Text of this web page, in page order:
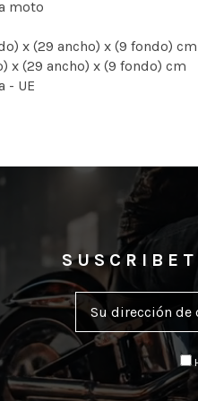
moto
x (29 ancho) x (9 fondo) cm
x (29 ancho) x (9 fondo) cm
- UE